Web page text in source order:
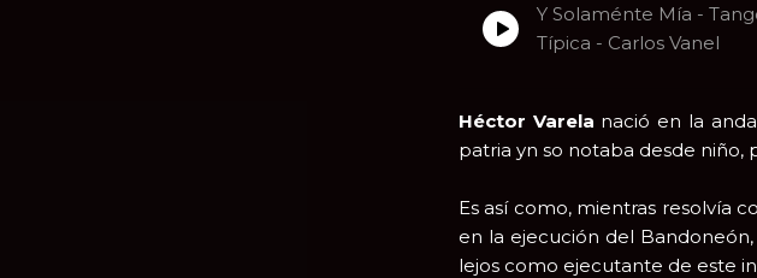
Y Solaménte Mía -
Típica - Carlos Vanel
Héctor Varela nació en la
patria yn so notaba desde
Es así como, mientras resolvía
en la ejecución del
lejos como ejecutante de este